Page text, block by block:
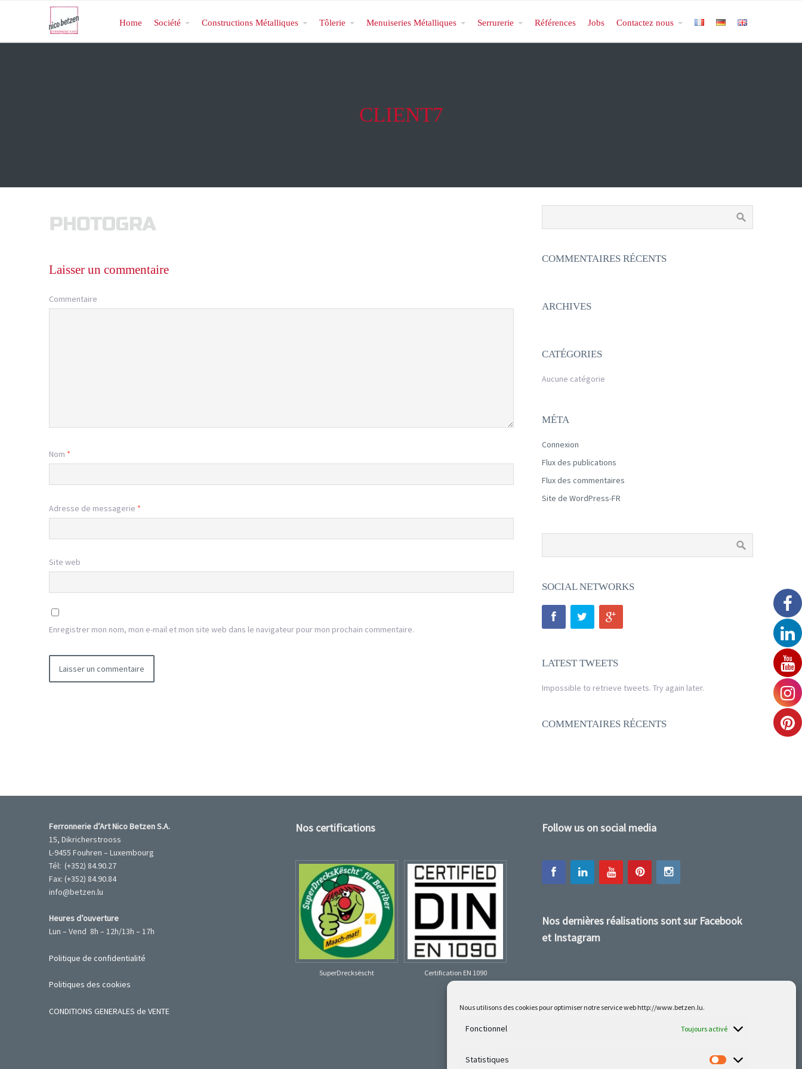
Nous utilisons des cookies pour optimiser notre service web http://www.betzen.lu.
Fonctionnel Toujours activé
Statistiques
Home Société Constructions Métalliques Tôlerie Menuiseries Métalliques Serrurerie Références Jobs Contactez nous
CLIENT7
Laisser un commentaire
Commentaire
Nom *
Adresse de messagerie *
Site web
Enregistrer mon nom, mon e-mail et mon site web dans le navigateur pour mon prochain commentaire.
COMMENTAIRES RÉCENTS
ARCHIVES
CATÉGORIES
Aucune catégorie
MÉTA
Connexion
Flux des publications
Flux des commentaires
Site de WordPress-FR
SOCIAL NETWORKS
LATEST TWEETS
Impossible to retrieve tweets. Try again later.
COMMENTAIRES RÉCENTS
Ferronnerie d’Art Nico Betzen S.A.
15, Dikricherstrooss
L-9455 Fouhren – Luxembourg
Tél: (+352) 84.90.27
Fax: (+352) 84.90.84
info@betzen.lu
Heures d’ouverture
Lun – Vend 8h – 12h/13h – 17h
Politique de confidentialité
Politiques des cookies
CONDITIONS GENERALES de VENTE
Nos certifications
SuperDrecksëscht Certification EN 1090
Follow us on social media
Nos dernières réalisations sont sur Facebook
et Instagram